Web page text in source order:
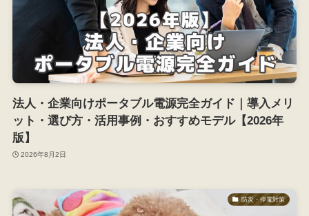
法人・企業向けポータブル電源完全ガイド｜導入メリ
ット・選び方・活用事例・おすすめモデル【2026年
版】
2026年8月2日
防災・停電対策